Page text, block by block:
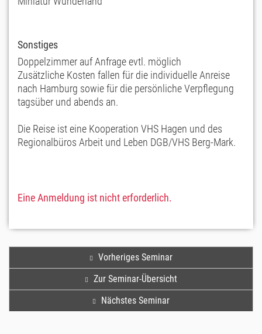
Sonstiges
Doppelzimmer auf Anfrage evtl. möglich
Zusätzliche Kosten fallen für die individuelle Anreise
nach Hamburg sowie für die persönliche Verpflegung
tagsüber und abends an.
Die Reise ist eine Kooperation VHS Hagen und des
Regionalbüros Arbeit und Leben DGB/VHS Berg-Mark.
Eine Anmeldung ist nicht erforderlich.
Vorheriges Seminar
Zur Seminar-Übersicht
Nächstes Seminar